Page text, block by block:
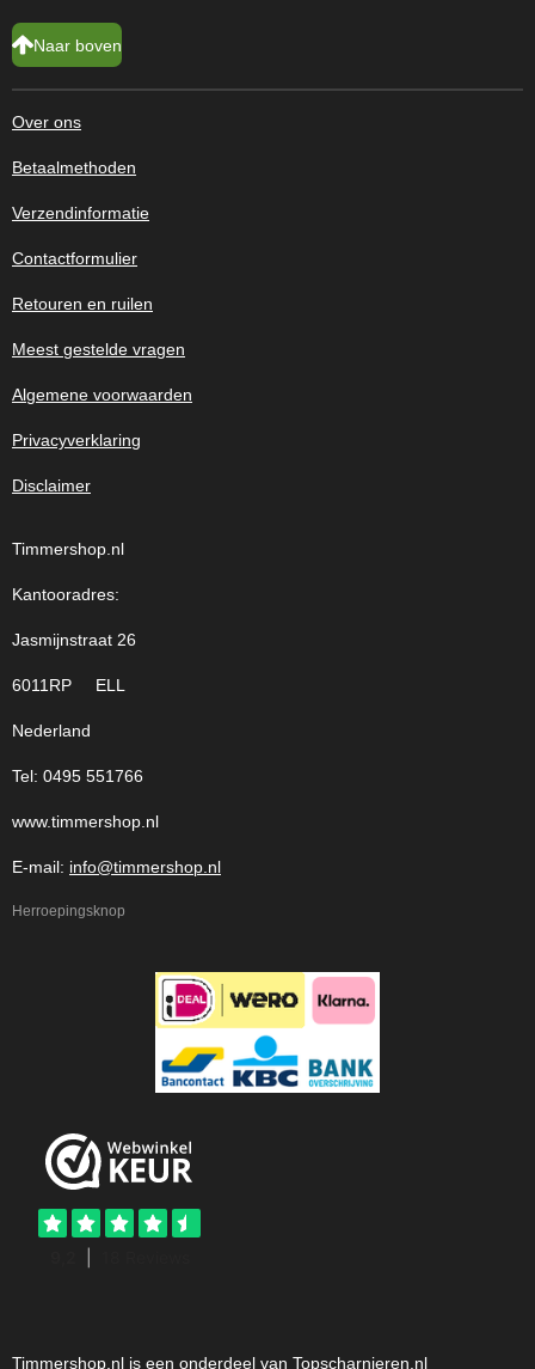
Naar boven
Over ons
Betaalmethoden
Verzendinformatie
Contactformulier
Retouren en ruilen
Meest gestelde vragen
Algemene voorwaarden
Privacyverklaring
Disclaimer
Timmershop.nl
Kantooradres:
Jasmijnstraat 26
6011RP ELL
Nederland
Tel: 0495 551766
www.timmershop.nl
E-mail: info@timmershop.nl
Herroepingsknop
Timmershop.nl is een onderdeel van Topscharnieren.nl